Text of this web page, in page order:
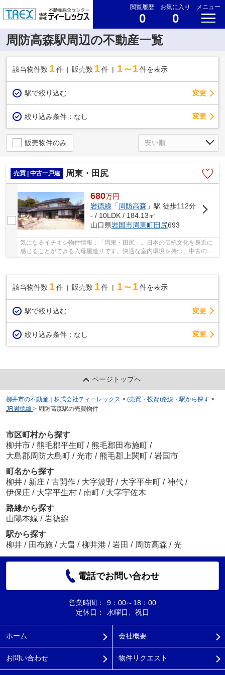
閲覧履歴
0
お気に入り
0
メニュー
周防高森駅周辺の不動産一覧
該当物件数 1件 販売数 1 件 1～1 件を表示
駅で絞り込む 変更
絞り込み条件： なし 変更
販売物件のみ
売買 | 中古一戸建 周東・田尻
680万円
岩徳線 「周防高森 」駅 徒歩112分
- / 10LDK / 184.13㎡
山口県岩国市周東町田尻693
気になるイチオシ物件情報：「周東・田尻」。日本の伝統文化を身近に
感じることができる入母屋造りです。快適な室内環境を持つ、中古の一
該当物件数 1件 販売数 1 件 1～1 件を表示
駅で絞り込む 変更
絞り込み条件： なし 変更
ページトップへ
柳井市の不動産｜株式会社ティーレックス > (売買・投資)路線・駅から探す >
JR岩徳線 > 周防高森駅の売買物件
市区町村から探す
柳井市 / 熊毛郡平生町 / 熊毛郡田布施町 /
大島郡周防大島町 / 光市 / 熊毛郡上関町 / 岩国市
町名から探す
柳井 / 新庄 / 古開作 / 大字波野 / 大字平生町 / 神代 /
伊保庄 / 大字平生村 / 南町 / 大字宇佐木
路線から探す
山陽本線 / 岩徳線
駅から探す
柳井 / 田布施 / 大畠 / 柳井港 / 岩田 / 周防高森 / 光
電話でお問い合わせ
営業時間：
9：00～18：00
定休日：
水曜日、祝日
ホーム 会社概要
お問い合わせ 物件リクエスト